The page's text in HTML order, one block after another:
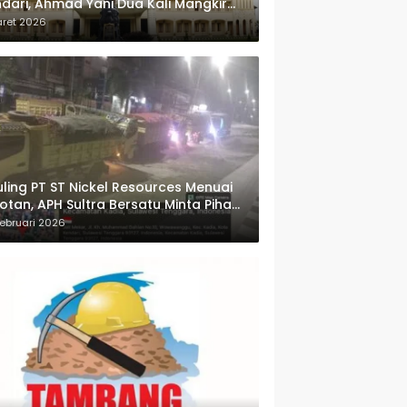
Ahmad Yani Dua Kali Mangkir
Panggilan Polda Sultra
2026
PT ST Nickel Resources Menuai
APH Sultra Bersatu Minta Pihak
Bertindak
2026